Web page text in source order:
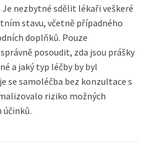
nezbytné sdělit lékaři veškeré
stavu, včetně případného
doplňků. Pouze
posoudit, zda jsou prášky
a jaký typ léčby by byl
se samoléčba bez konzultace s
riziko možných
účinků.